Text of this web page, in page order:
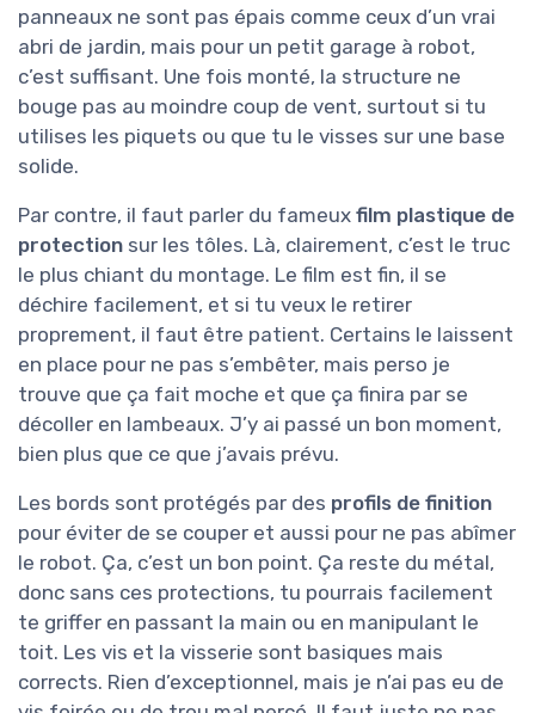
panneaux ne sont pas épais comme ceux d’un vrai
abri de jardin, mais pour un petit garage à robot,
c’est suffisant. Une fois monté, la structure ne
bouge pas au moindre coup de vent, surtout si tu
utilises les piquets ou que tu le visses sur une base
solide.
Par contre, il faut parler du fameux film plastique de
protection sur les tôles. Là, clairement, c’est le truc
le plus chiant du montage. Le film est fin, il se
déchire facilement, et si tu veux le retirer
proprement, il faut être patient. Certains le laissent
en place pour ne pas s’embêter, mais perso je
trouve que ça fait moche et que ça finira par se
décoller en lambeaux. J’y ai passé un bon moment,
bien plus que ce que j’avais prévu.
Les bords sont protégés par des profils de finition
pour éviter de se couper et aussi pour ne pas abîmer
le robot. Ça, c’est un bon point. Ça reste du métal,
donc sans ces protections, tu pourrais facilement
te griffer en passant la main ou en manipulant le
toit. Les vis et la visserie sont basiques mais
corrects. Rien d’exceptionnel, mais je n’ai pas eu de